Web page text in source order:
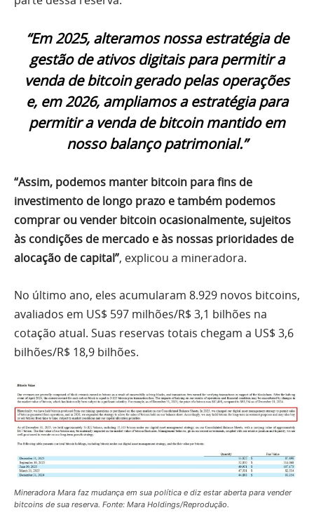
“Em 2025, alteramos nossa estratégia de
gestão de ativos digitais para permitir a
venda de bitcoin gerado pelas operações
e, em 2026, ampliamos a estratégia para
permitir a venda de bitcoin mantido em
nosso balanço patrimonial.”
“Assim, podemos manter bitcoin para fins de
investimento de longo prazo e também podemos
comprar ou vender bitcoin ocasionalmente, sujeitos
às condições de mercado e às nossas prioridades de
alocação de capital”, explicou a mineradora.
No último ano, eles acumularam 8.929 novos bitcoins,
avaliados em US$ 597 milhões/R$ 3,1 bilhões na
cotação atual. Suas reservas totais chegam a US$ 3,6
bilhões/R$ 18,9 bilhões.
Mineradora Mara faz mudança em sua política e diz estar aberta para vender
bitcoins de sua reserva. Fonte: Mara Holdings/Reprodução.